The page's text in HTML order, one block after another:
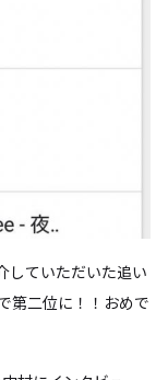
していただいた追い
第二位に！！おめで